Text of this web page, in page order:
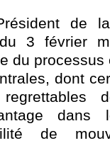
de
3 février
du processus
dont
dans
de